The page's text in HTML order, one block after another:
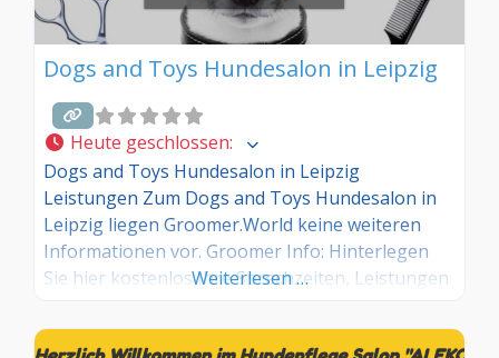
Dogs and Toys Hundesalon in Leipzig
Heute geschlossen:
Dogs and Toys Hundesalon in Leipzig
Leistungen Zum Dogs and Toys Hundesalon in
Leipzig liegen Groomer.World keine weiteren
Informationen vor. Groomer Info: Hinterlegen
Sie hier kostenlos Ihre Sprechzeiten, Leistungen
Sind Sie Kunde dieses Hundesalons? Dann teilen
Weiterlesen …